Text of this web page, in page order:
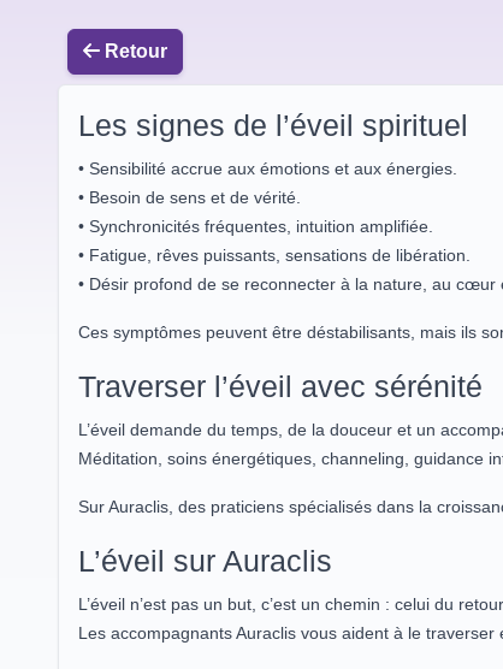
Retour
Les signes de l’éveil spirituel
• Sensibilité accrue aux émotions et aux énergies.
• Besoin de sens et de vérité.
• Synchronicités fréquentes, intuition amplifiée.
• Fatigue, rêves puissants, sensations de libération.
• Désir profond de se reconnecter à la nature, au cœur
Ces symptômes peuvent être déstabilisants, mais ils
Traverser l’éveil avec sérénité
L’éveil demande du temps, de la douceur et un
Méditation, soins énergétiques, channeling, guidance
Sur Auraclis, des praticiens spécialisés dans la
L’éveil sur Auraclis
L’éveil n’est pas un but, c’est un chemin : celui du
Les accompagnants Auraclis vous aident à le